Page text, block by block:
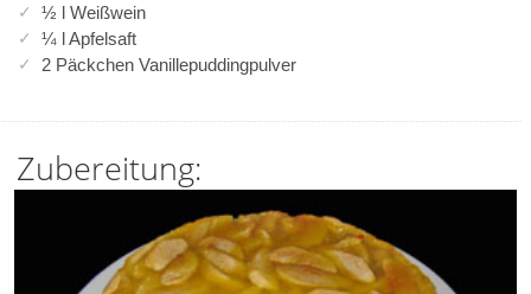
½ l Weißwein
¼ l Apfelsaft
2 Päckchen Vanillepuddingpulver
Zubereitung: